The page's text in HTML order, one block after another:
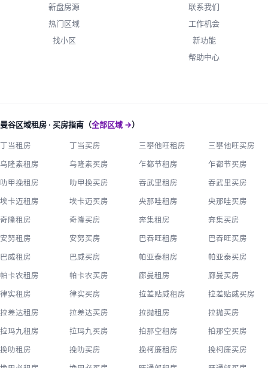
新盘房源
热门区域
找小区
联系我们
工作机会
新功能
帮助中心
曼谷区域租房 · 买房指南（全部区域 →）
丁当租房 丁当买房 三攀他旺租房 三攀他旺买房
乌隆素租房 乌隆素买房 乍都节租房 乍都节买房
叻甲挽租房 叻甲挽买房 吞武里租房 吞武里买房
埃卡迈租房 埃卡迈买房 央那哇租房 央那哇买房
奇隆租房 奇隆买房 奔集租房 奔集买房
安努租房 安努买房 巴吞旺租房 巴吞旺买房
巴威租房 巴威买房 帕亚泰租房 帕亚泰买房
帕卡农租房 帕卡农买房 廊曼租房 廊曼买房
律实租房 律实买房 拉差贴威租房 拉差贴威买房
拉差达租房 拉差达买房 拉抛租房 拉抛买房
拉玛九租房 拉玛九买房 拍那空租房 拍那空买房
挽叻租房 挽叻买房 挽柯廉租房 挽柯廉买房